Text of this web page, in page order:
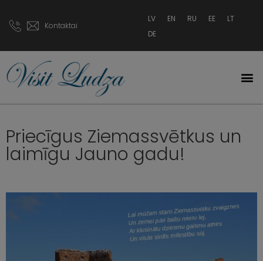
Kontaktai
LV EN RU EE
LT
DE
Priecīgus Ziemassvētkus un
laimīgu Jauno gadu!